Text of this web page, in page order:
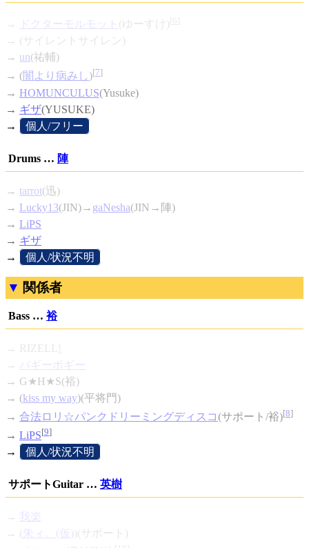
→ ドクターモルモット (ゆーすけ)[ 6
→ (サイレントサイレン)
→ un(祐輔)
→ (闇より病みし)[7]
→ HOMUNCULUS(Yusuke)
→ ギザ(YUSUKE)
→
個人/フリー
Drums … 陣
→ tarrot(迅)
→ Lucky13(JIN)→ gaNesha(JIN→陣)
→ LiPS
→ ギザ
→
個人/状況不明
関係者
Bass … 裕
→ RIZELL !
→ バギーボギー
→ G★H★S(裕)
→ (kiss my way)(平将門)
→ 合法ロリ☆パンクドリーミングディスコ(サポート/裕)[8]
→ LiPS[9]
→ 個人/状況不明
サポートGuitar … 英樹
→
我楽
→ ( 朱ィ。(仮) )(サポート)